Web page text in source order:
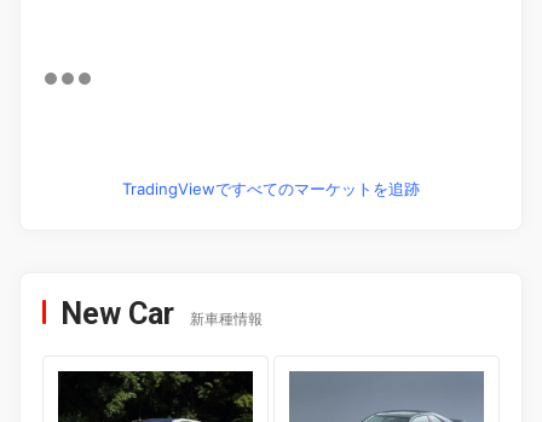
TradingViewですべてのマーケットを追跡
New Car 新車種情報